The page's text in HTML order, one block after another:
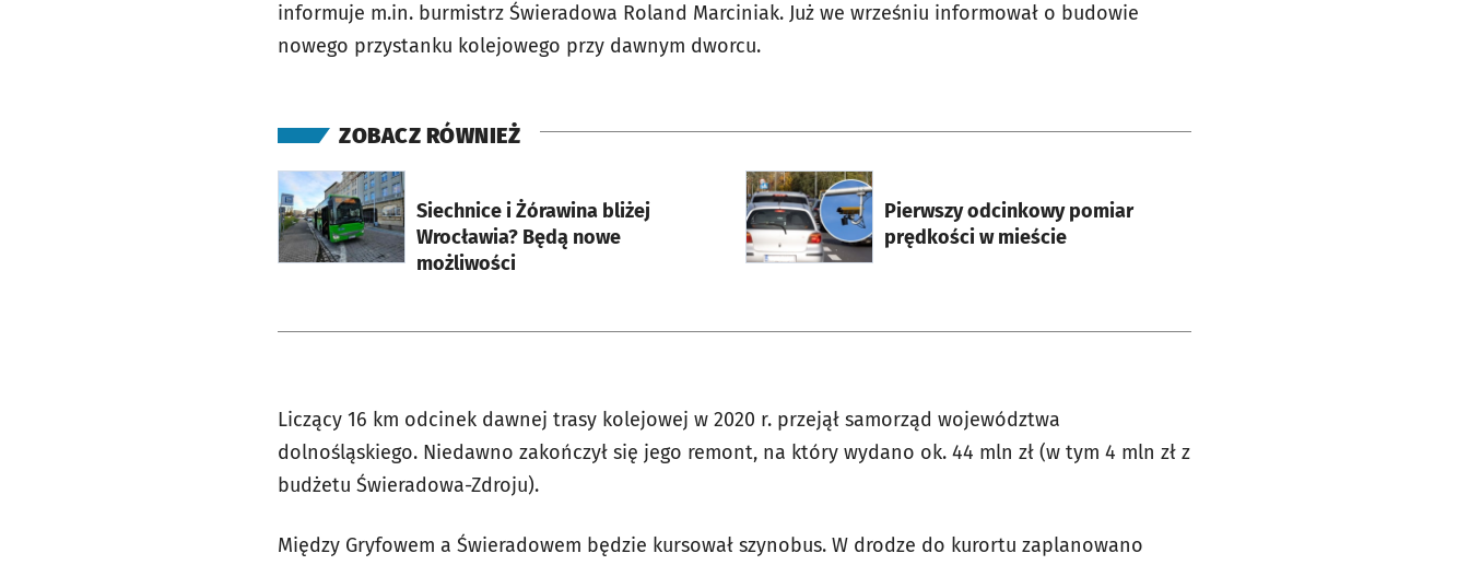
informuje m.in. burmistrz Świeradowa Roland Marciniak. Już we wrześniu informował o budowie
nowego przystanku kolejowego przy dawnym dworcu.
ZOBACZ RÓWNIEŻ
Siechnice i Żórawina bliżej
Wrocławia? Będą nowe
możliwości
otworzy się w nowej karcie
Pierwszy odcinkowy pomiar
prędkości w mieście
otworzy się w nowej karcie
Liczący 16 km odcinek dawnej trasy kolejowej w 2020 r. przejął samorząd województwa
dolnośląskiego. Niedawno zakończył się jego remont, na który wydano ok. 44 mln zł (w tym 4 mln zł z
budżetu Świeradowa-Zdroju).
Między Gryfowem a Świeradowem będzie kursował szynobus. W drodze do kurortu zaplanowano